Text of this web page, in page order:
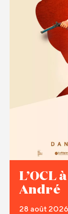
L’OCL
André
28 août 2026